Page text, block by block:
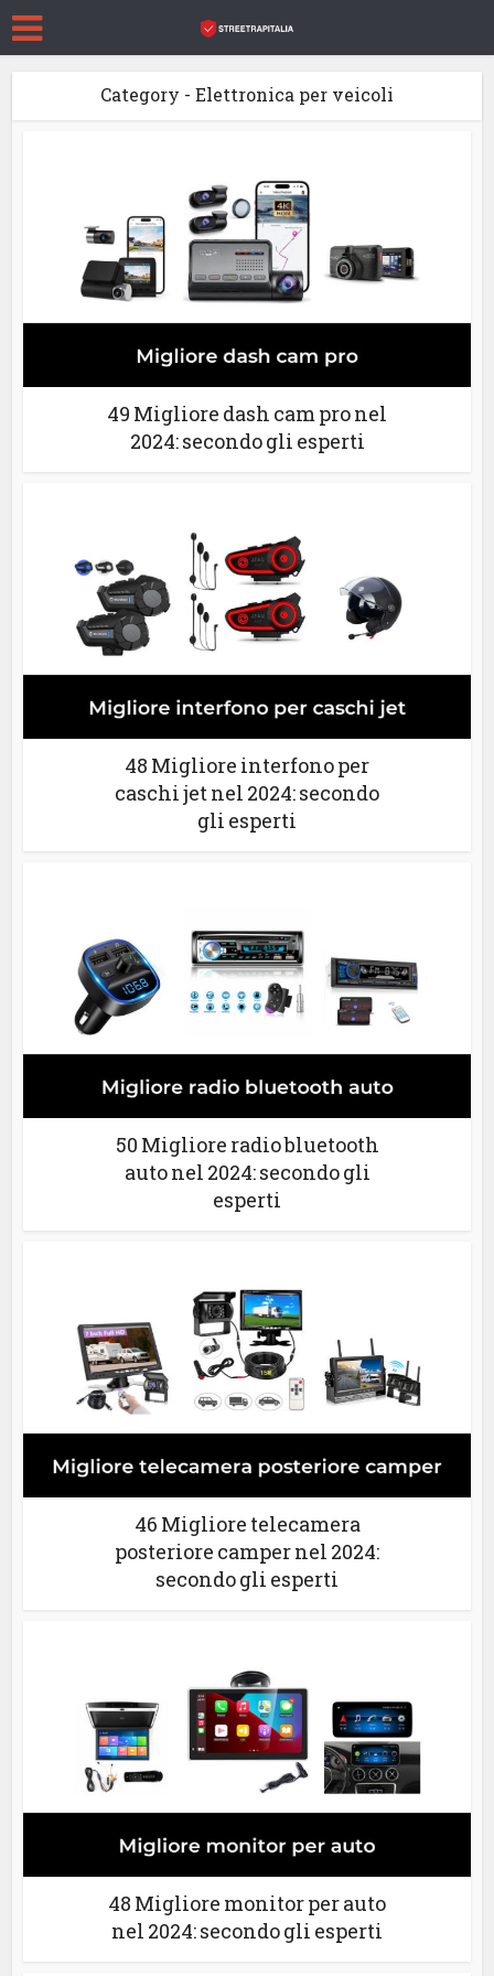
Category - Elettronica per veicoli
49 Migliore dash cam pro nel
2024: secondo gli esperti
48 Migliore interfono per
caschi jet nel 2024: secondo
gli esperti
50 Migliore radio bluetooth
auto nel 2024: secondo gli
esperti
46 Migliore telecamera
posteriore camper nel 2024:
secondo gli esperti
48 Migliore monitor per auto
nel 2024: secondo gli esperti